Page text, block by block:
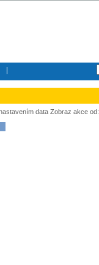
data Zobraz akce od: